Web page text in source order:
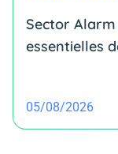
Sector
essentielles
05/08/2026